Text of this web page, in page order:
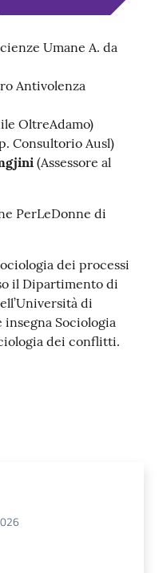
Umane A. da
Antivolenza
OltreAdamo)
Consultorio Ausl)
(Assessore al
PerLeDonne di
dei processi
il Dipartimento di
di
insegna Sociologia
dei conflitti.